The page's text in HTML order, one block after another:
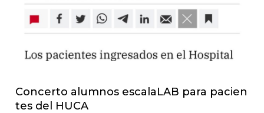
Concerto alumnos escalaLAB para pacien
tes del HUCA